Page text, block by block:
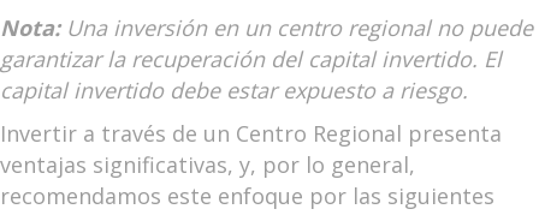
Nota:Una inversión en un centro regional no puede
garantizar la recuperación del capital invertido. El
capital invertido debe estar expuesto a riesgo.
Invertir a través de un Centro Regional presenta
ventajas significativas, y, por lo general,
recomendamos este enfoque por las siguientes